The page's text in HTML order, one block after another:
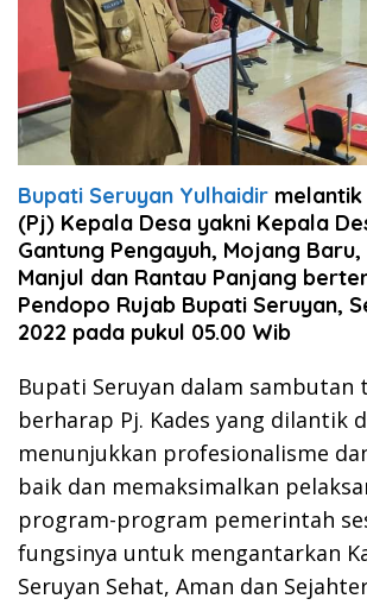
Bupati Seruyan Yulhaidir
(Pj) Kepala Desa yakni Kepala
Gantung Pengayuh, Mojang Baru,
Manjul dan Rantau Panjang
Pendopo Rujab Bupati Seruyan,
2022 pada pukul 05.00 Wib
Bupati Seruyan dalam sambutan
berharap Pj. Kades yang dilantik
menunjukkan profesionalisme
baik dan memaksimalkan
program-program pemerintah
fungsinya untuk mengantarkan
Seruyan Sehat, Aman dan